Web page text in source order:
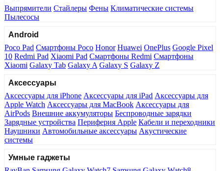
Выпрямители Стайлеры Фены Климатические системы
Пылесосы
Android
Poco Pad Смартфоны Poco Honor Huawei OnePlus Google Pixel
10 Redmi Pad Xiaomi Pad Смартфоны Redmi Смартфоны
Xiaomi Galaxy Tab Galaxy A Galaxy S Galaxy Z
Аксессуары
Аксессуары для iPhone Аксессуары для iPad Аксессуары для
Apple Watch Аксессуары для MacBook Аксессуары для
AirPods Внешние аккумуляторы Беспроводные зарядки
Зарядные устройства Периферия Apple Кабели и переходники
Наушники Автомобильные аксессуары Акустические
системы
Умные гаджеты